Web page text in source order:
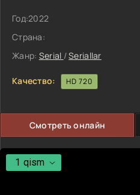
Год:2022
Страна:
Жанр: Serial /Seriallar
Качество: HD 720
Смотреть онлайн
1 qism